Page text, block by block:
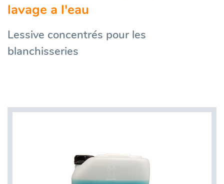
lavage a l'eau
Lessive concentrés pour les
blanchisseries